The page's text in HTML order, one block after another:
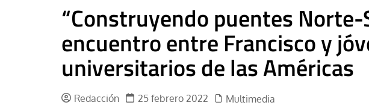
El trabajo es para la vida
GlobalizAcción
INFOR. Boletín informativo del
MMTC
Laboral
Economía
de vida… es posible
El cuidado de la creación
Experiencia
Cultura
Libro
La oración de
Vaticano
El termómetro
“Construyendo puentes Norte-
encuentro entre Francisco y
universitarios de las Américas
Redacción 25 febrero 2022 Multimedia